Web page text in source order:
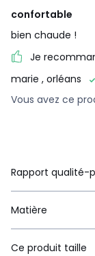
confortable
bien chaude !
Je
marie , orléans
Vous avez ce
Rapport qualité-
Matière
Ce produit taille